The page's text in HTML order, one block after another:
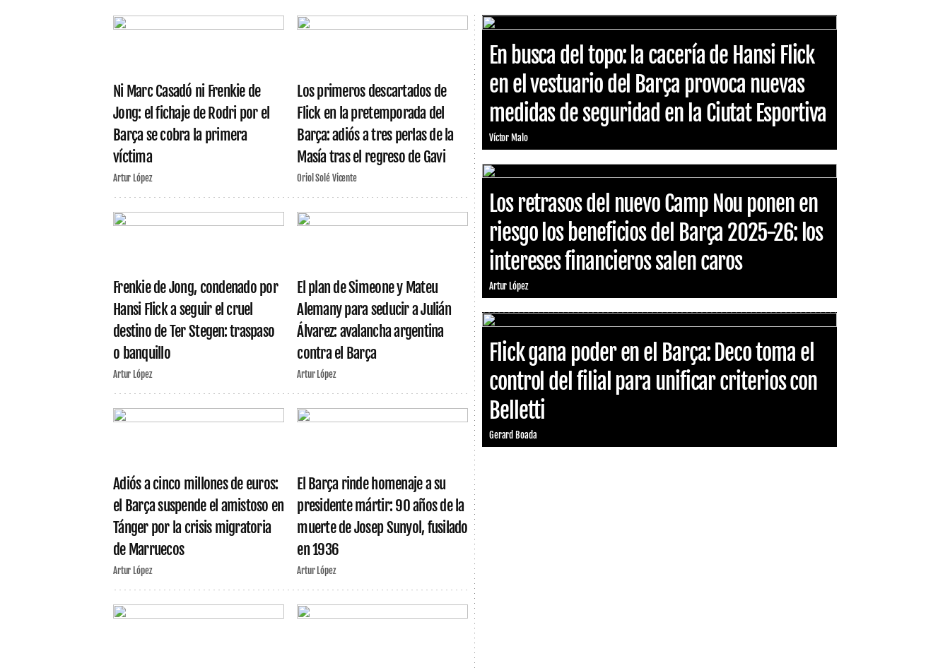
Ni Marc Casadó ni Frenkie de
Jong: el fichaje de Rodri por el
Barça se cobra la primera
víctima
Artur López
Los primeros descartados de
Flick en la pretemporada del
Barça: adiós a tres perlas de la
Masía tras el regreso de Gavi
Oriol Solé Vicente
Frenkie de Jong, condenado por
Hansi Flick a seguir el cruel
destino de Ter Stegen: traspaso
o banquillo
Artur López
El plan de Simeone y Mateu
Alemany para seducir a Julián
Álvarez: avalancha argentina
contra el Barça
Artur López
Adiós a cinco millones de euros:
el Barça suspende el amistoso en
Tánger por la crisis migratoria
de Marruecos
Artur López
El Barça rinde homenaje a su
presidente mártir: 90 años de la
muerte de Josep Sunyol, fusilado
en 1936
Artur López
En busca del topo: la cacería de Hansi Flick
en el vestuario del Barça provoca nuevas
medidas de seguridad en la Ciutat Esportiva
Víctor Malo
Los retrasos del nuevo Camp Nou ponen en
riesgo los beneficios del Barça 2025-26: los
intereses financieros salen caros
Artur López
Flick gana poder en el Barça: Deco toma el
control del filial para unificar criterios con
Belletti
Gerard Boada